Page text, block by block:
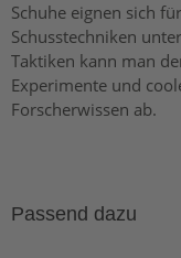
Schuhe eignen sich
Schusstechniken
Taktiken kann man
Experimente und
Forscherwissen ab.
Passend dazu